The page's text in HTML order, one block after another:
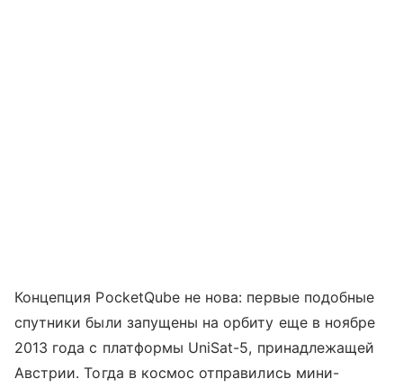
Концепция PocketQube не нова: первые подобные
спутники были запущены на орбиту еще в ноябре
2013 года с платформы UniSat-5, принадлежащей
Австрии. Тогда в космос отправились мини-